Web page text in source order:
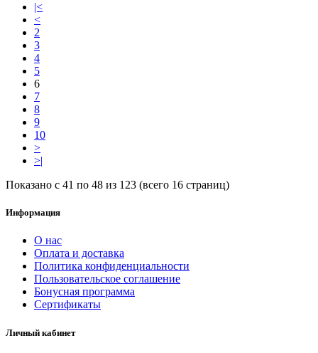
|<
<
2
3
4
5
6
7
8
9
10
>
>|
Показано с 41 по 48 из 123 (всего 16 страниц)
Информация
О нас
Оплата и доставка
Политика конфиденциальности
Пользовательское соглашение
Бонусная программа
Сертификаты
Личный кабинет